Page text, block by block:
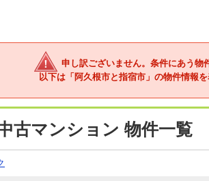
申し訳ございません。条件にあう物
以下は「阿久根市と指宿市」の物件情報を
古マンション 物件一覧